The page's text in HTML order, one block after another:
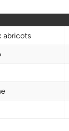
abricots